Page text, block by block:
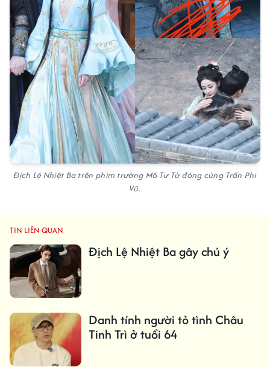
Địch Lệ Nhiệt Ba trên phim trường Mộ Tư Từ đóng cùng Trần Phi
Vũ.
TIN LIÊN QUAN
Địch Lệ Nhiệt Ba gây chú ý
Danh tính người tỏ tình Châu
Tinh Trì ở tuổi 64